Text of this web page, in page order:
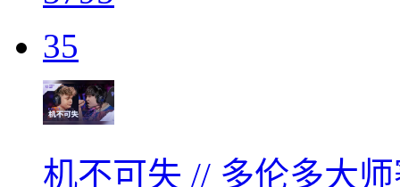
35
机不可失 // 多伦多大